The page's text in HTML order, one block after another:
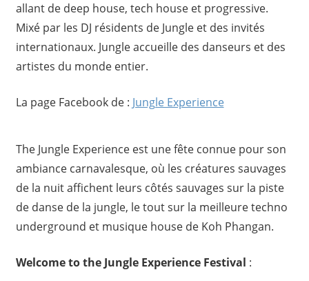
allant de deep house, tech house et progressive.
Mixé par les DJ résidents de Jungle et des invités
internationaux. Jungle accueille des danseurs et des
artistes du monde entier.
La page Facebook de : Jungle Experience
The Jungle Experience est une fête connue pour son
ambiance carnavalesque, où les créatures sauvages
de la nuit affichent leurs côtés sauvages sur la piste
de danse de la jungle, le tout sur la meilleure techno
underground et musique house de Koh Phangan.
Welcome to the Jungle Experience Festival :